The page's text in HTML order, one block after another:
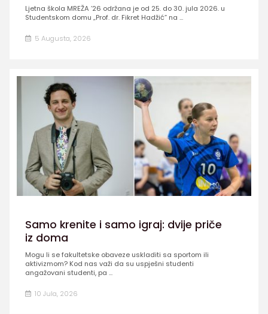
Ljetna škola MREŽA ’26 održana je od 25. do 30. jula 2026. u
Studentskom domu „Prof. dr. Fikret Hadžić” na ...
5 Augusta, 2026
Samo krenite i samo igraj: dvije priče
iz doma
Mogu li se fakultetske obaveze uskladiti sa sportom ili
aktivizmom? Kod nas važi da su uspješni studenti
angažovani studenti, pa ...
10 Jula, 2026